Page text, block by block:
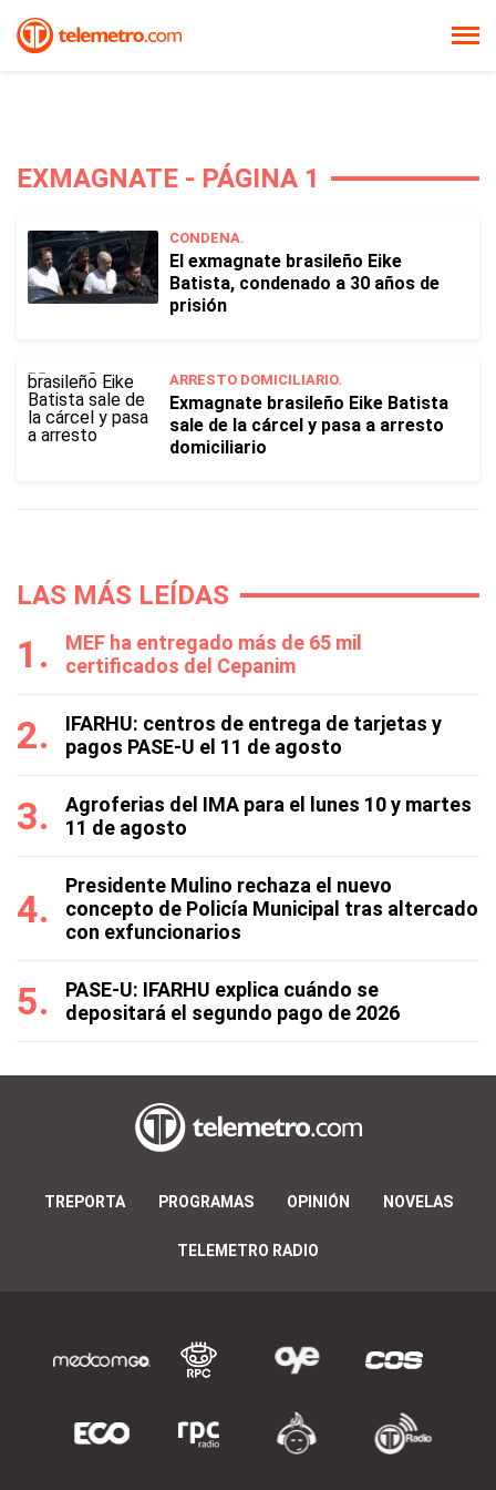
EXMAGNATE - PÁGINA 1
CONDENA.
El exmagnate brasileño Eike
Batista, condenado a 30 años de
prisión
ARRESTO DOMICILIARIO.
Exmagnate brasileño Eike Batista
sale de la cárcel y pasa a arresto
domiciliario
LAS MÁS LEÍDAS
MEF ha entregado más de 65 mil
certificados del Cepanim
IFARHU: centros de entrega de tarjetas y
pagos PASE-U el 11 de agosto
Agroferias del IMA para el lunes 10 y martes
11 de agosto
Presidente Mulino rechaza el nuevo
concepto de Policía Municipal tras altercado
con exfuncionarios
PASE-U: IFARHU explica cuándo se
depositará el segundo pago de 2026
TREPORTA PROGRAMAS OPINIÓN NOVELAS
TELEMETRO RADIO